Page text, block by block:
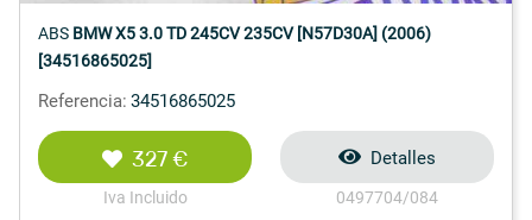
ABS BMW X5 3.0 TD 245CV 235CV [N57D30A] (2006)
[34516865025]
Referencia: 34516865025
327 €
Iva Incluido
Detalles
0497704/084